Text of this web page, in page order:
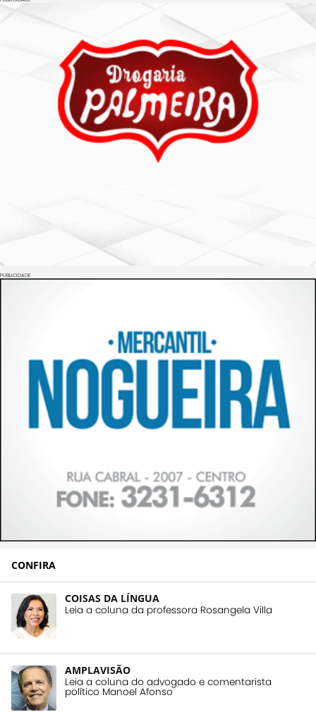
PUBLICIDADE
CONFIRA
COISAS DA LÍNGUA
Leia a coluna da professora Rosangela Villa
AMPLAVISÃO
Leia a coluna do advogado e comentarista
político Manoel Afonso